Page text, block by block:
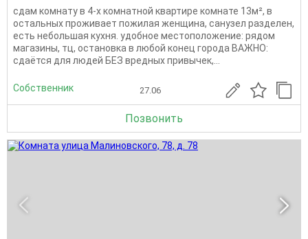
сдам комнату в 4-х комнатной квартире комнате 13м², в
остальных проживает пожилая женщина, санузел разделен,
есть небольшая кухня. удобное местоположение: рядом
магазины, тц, остановка в любой конец города ВАЖНО:
сдаётся для людей БЕЗ вредных привычек,...
Собственник 27.06
Позвонить